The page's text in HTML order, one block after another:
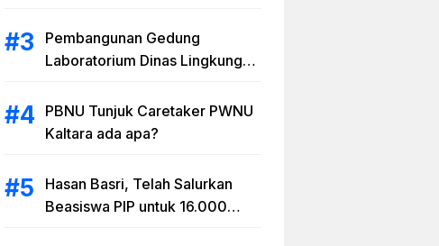
Pembangunan Gedung
Laboratorium Dinas Lingkungan
sesuai RAB
PBNU Tunjuk Caretaker PWNU
Kaltara ada apa?
Hasan Basri, Telah Salurkan
Beasiswa PIP untuk 16.000